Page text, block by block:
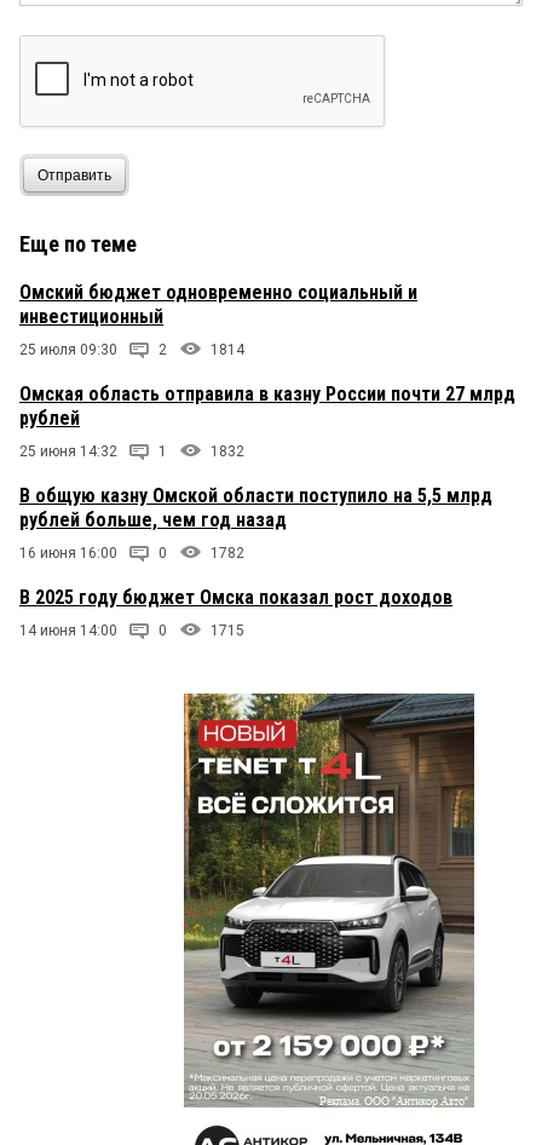
Отправить
Еще по теме
Омский бюджет одновременно социальный и
инвестиционный
25 июля 09:30 2 1814
Омская область отправила в казну России почти 27 млрд
рублей
25 июня 14:32 1 1832
В общую казну Омской области поступило на 5,5 млрд
рублей больше, чем год назад
16 июня 16:00 0 1782
В 2025 году бюджет Омска показал рост доходов
14 июня 14:00 0 1715